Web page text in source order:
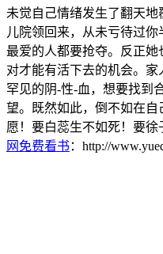
未觉自己情绪发生了翻天
儿院领回来，从未亏待过
最爱的人都要抢夺。反正
对才能有活下去的机会。
罕见的阴-性-血，想要找到
望。既然如此，倒不如在
愿！要白蕊生不如死！要徐
网免费看书 ：http://